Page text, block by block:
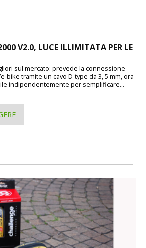
V2.0, LUCE ILLIMITATA PER LE
sul mercato: prevede la connessione
bike tramite un cavo D-type da 3, 5 mm, ora
indipendentemente per semplificare...